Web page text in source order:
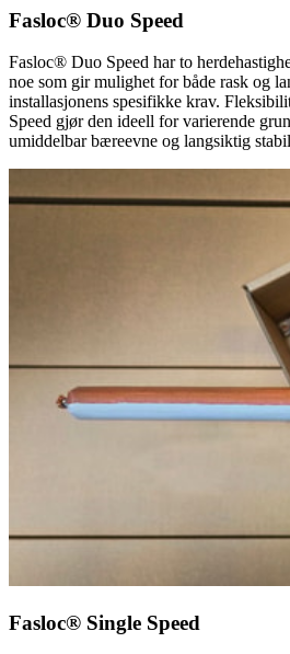
Fasloc® Duo Speed
Fasloc® Duo Speed har to
noe som gir mulighet for både rask og
installasjonens spesifikke krav.
Speed gjør den ideell for varierende
umiddelbar bæreevne og langsiktig
Fasloc® Single Speed